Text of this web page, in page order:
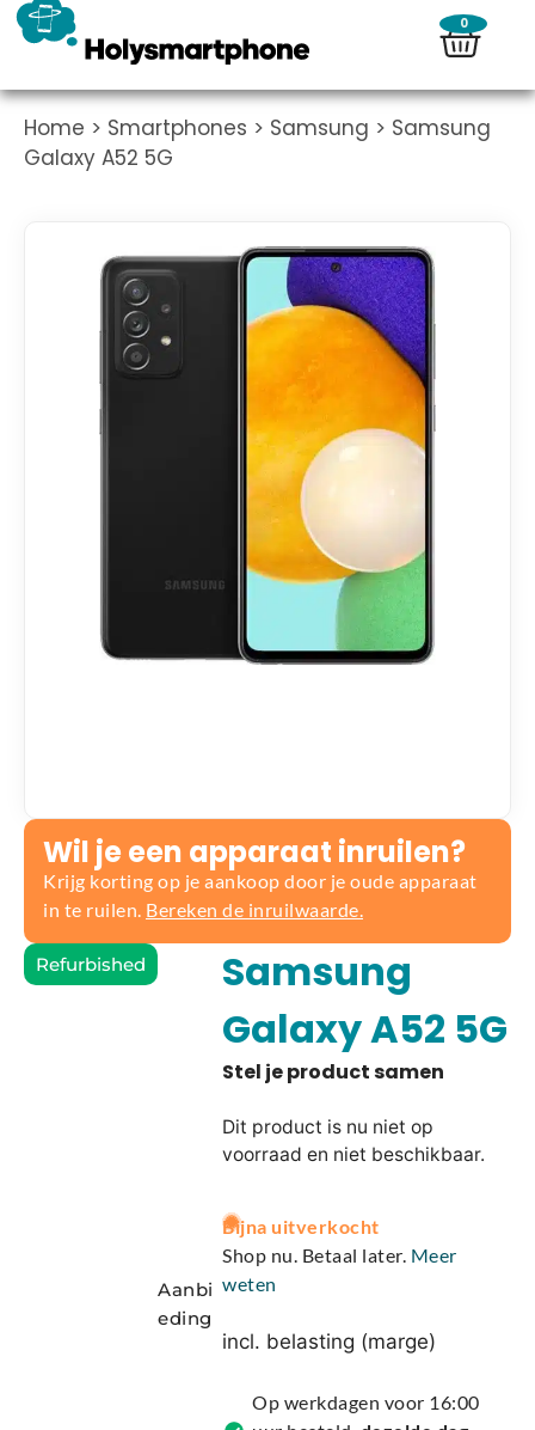
0
Home > Smartphones > Samsung > Samsung
Galaxy A52 5G
Wil je een apparaat inruilen?
Krijg korting op je aankoop door je oude apparaat
in te ruilen. Bereken de inruilwaarde.
Refurbished
Aanbi
eding
Samsung
Galaxy A52 5G
Dit product is nu niet op
voorraad en niet beschikbaar.
A
l
t
r
t
Bijna uitverkocht
Shop nu. Betaal later. Meer
weten
incl. belasting (marge)
Op werkdagen voor 16:00